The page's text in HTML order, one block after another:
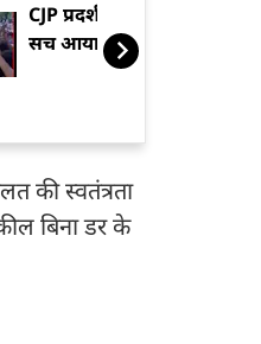
CJP प्रदर्शन में हिंसा का खौफनाक
सच आया सामने!
की स्वतंत्रता
बिना डर के